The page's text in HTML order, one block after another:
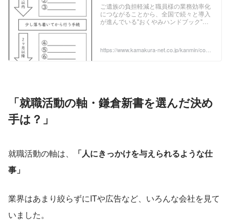
ご遺族の負担軽減と職員様の業務効率化
につながることから、全国で続々と導入
が進んでいる"おくやみハンドブック"。
供 パッケージ化により 制作に関わる 職
https://www.kamakura-net.co.jp/kanmin/cond
「就職活動の軸・鎌倉新書を選んだ決め
手は？ 」
就職活動の軸は、
「人にきっかけを与えられるような仕
事」
業界はあまり絞らずにITや広告など、いろんな会社を見て
いました。